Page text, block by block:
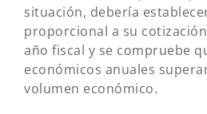
situación, debería
proporcional a su
año fiscal y se compruebe
económicos anuales
volumen económico.